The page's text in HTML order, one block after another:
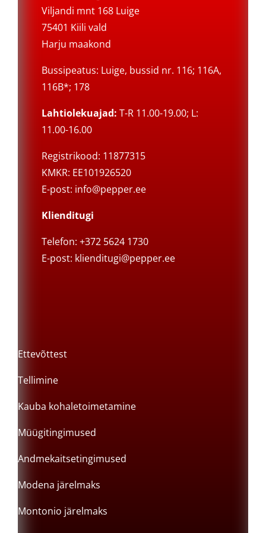
Viljandi mnt 168 Luige
75401 Kiili vald
Harju maakond
Bussipeatus: Luige, bussid nr. 116; 116A,
116B*; 178
Lahtiolekuajad: T-R 11.00-19.00; L:
11.00-16.00
Registrikood: 11877315
KMKR: EE101926520
E-post: info@pepper.ee
Klienditugi
Telefon: +372 5624 1730
E-post: klienditugi@pepper.ee
Ettevõttest
Tellimine
Kauba kohaletoimetamine
Müügitingimused
Andmekaitsetingimused
Modena järelmaks
Montonio järelmaks